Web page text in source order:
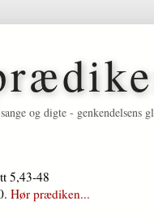
og digte - genkendelsens
5,43-48
Hør prædiken...